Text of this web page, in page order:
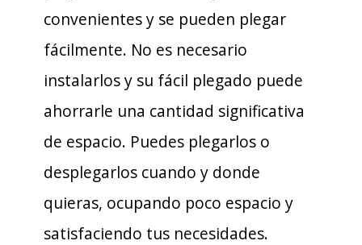
convenientes y se pueden plegar
fácilmente. No es necesario
instalarlos y su fácil plegado puede
ahorrarle una cantidad significativa
de espacio. Puedes plegarlos o
desplegarlos cuando y donde
quieras, ocupando poco espacio y
satisfaciendo tus necesidades.